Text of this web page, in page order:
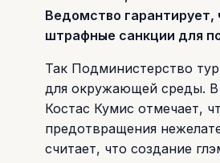
Ведомство гарантирует,
штрафные санкции для
Так Подминистерство
для окружающей среды. В
Костас Кумис отмечает,
предотвращения
считает, что создание